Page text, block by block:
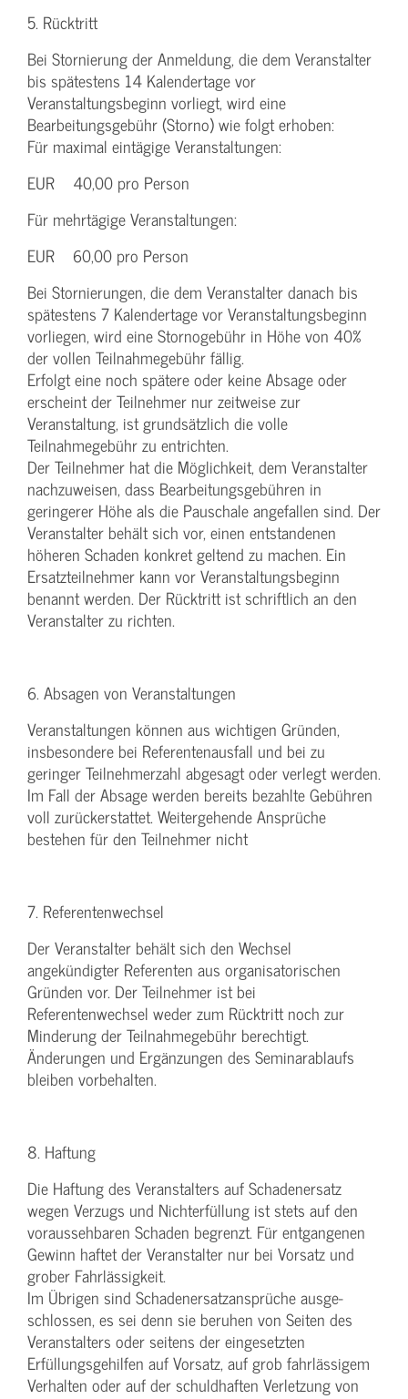
5. Rücktritt
Bei Stornierung der Anmeldung, die dem Veranstalter
bis spätestens 14 Kalendertage vor
Veranstaltungsbeginn vorliegt, wird eine
Bearbeitungsgebühr (Storno) wie folgt erhoben:
Für maximal eintägige Veranstaltungen:
EUR 40,00 pro Person
Für mehrtägige Veranstaltungen:
EUR 60,00 pro Person
Bei Stornierungen, die dem Veranstalter danach bis
spätestens 7 Kalendertage vor Veranstaltungsbeginn
vorliegen, wird eine Stornogebühr in Höhe von 40%
der vollen Teilnahmegebühr fällig.
Erfolgt eine noch spätere oder keine Absage oder
erscheint der Teilnehmer nur zeitweise zur
Veranstaltung, ist grundsätzlich die volle
Teilnahmegebühr zu entrichten.
Der Teilnehmer hat die Möglichkeit, dem Veranstalter
nachzuweisen, dass Bearbeitungsgebühren in
geringerer Höhe als die Pauschale angefallen sind. Der
Veranstalter behält sich vor, einen entstandenen
höheren Schaden konkret geltend zu machen. Ein
Ersatzteilnehmer kann vor Veranstaltungsbeginn
benannt werden. Der Rücktritt ist schriftlich an den
Veranstalter zu richten.
6. Absagen von Veranstaltungen
Veranstaltungen können aus wichtigen Gründen,
insbesondere bei Referentenausfall und bei zu
geringer Teilnehmerzahl abgesagt oder verlegt werden.
Im Fall der Absage werden bereits bezahlte Gebühren
voll zurückerstattet. Weitergehende Ansprüche
bestehen für den Teilnehmer nicht
7. Referentenwechsel
Der Veranstalter behält sich den Wechsel
angekündigter Referenten aus organisatorischen
Gründen vor. Der Teilnehmer ist bei
Referentenwechsel weder zum Rücktritt noch zur
Minderung der Teilnahmegebühr berechtigt.
Änderungen und Ergänzungen des Seminarablaufs
bleiben vorbehalten.
8. Haftung
Die Haftung des Veranstalters auf Schadenersatz
wegen Verzugs und Nichterfüllung ist stets auf den
voraussehbaren Schaden begrenzt. Für entgangenen
Gewinn haftet der Veranstalter nur bei Vorsatz und
grober Fahrlässigkeit.
Im Übrigen sind Schadenersatzansprüche ausge-
schlossen, es sei denn sie beruhen von Seiten des
Veranstalters oder seitens der eingesetzten
Erfüllungsgehilfen auf Vorsatz, auf grob fahrlässigem
Verhalten oder auf der schuldhaften Verletzung von